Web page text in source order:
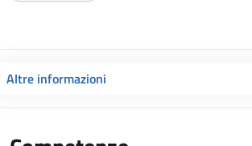
Altre informazioni